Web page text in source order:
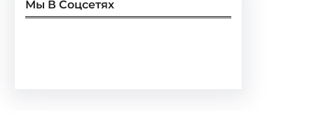
Мы В Соцсетях